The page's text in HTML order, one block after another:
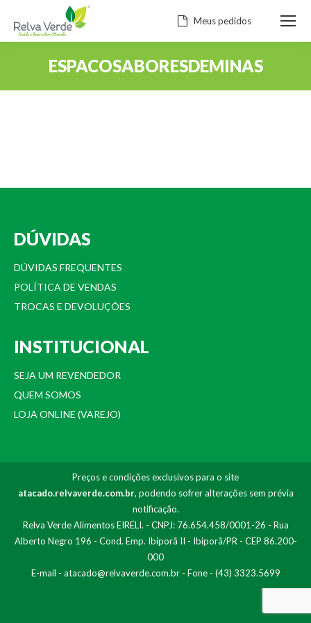
Meus pedidos
ESPACOSABORESDEMINAS
DÚVIDAS
DÚVIDAS FREQUENTES
POLÍTICA DE VENDAS
TROCAS E DEVOLUÇÕES
INSTITUCIONAL
SEJA UM REVENDEDOR
QUEM SOMOS
LOJA ONLINE (VAREJO)
Preços e condições exclusivos para o site
atacado.relvaverde.com.br, podendo sofrer alterações sem prévia
notificação.
Relva Verde Alimentos EIRELI. - CNPJ: 76.654.458/0001-26 - Rua
Alberto Negro 196 - Cond. Emp. Ibiporã II - Ibiporã/PR - CEP 86.200-
000
E-mail - atacado@relvaverde.com.br- Fone - (43) 3323.5699